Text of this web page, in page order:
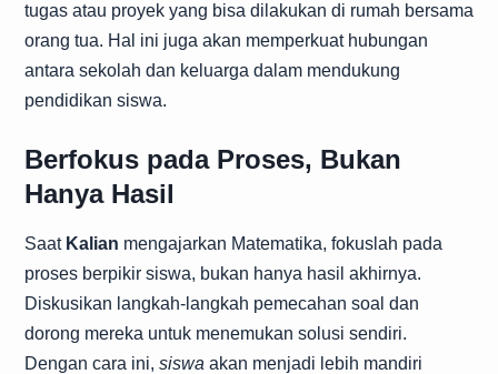
tugas atau proyek yang bisa dilakukan di rumah bersama
orang tua. Hal ini juga akan memperkuat hubungan
antara sekolah dan keluarga dalam mendukung
pendidikan siswa.
Berfokus pada Proses, Bukan
Hanya Hasil
Saat Kalian mengajarkan Matematika, fokuslah pada
proses berpikir siswa, bukan hanya hasil akhirnya.
Diskusikan langkah-langkah pemecahan soal dan
dorong mereka untuk menemukan solusi sendiri.
Dengan cara ini, siswa akan menjadi lebih mandiri